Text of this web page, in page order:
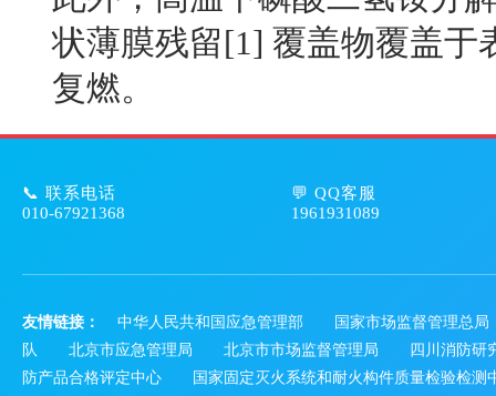
状薄膜残留[1] 覆盖物覆盖于
复燃。
📞 联系电话
010-67921368
💬 QQ客服
1961931089
友情链接： 中华人民共和国应急管理部
国家市场监督管理总局
队
北京市应急管理局 北京市市场监督管理局
四川消防研
防产品合格评定中心
国家固定灭火系统和耐火构件质量检验检测